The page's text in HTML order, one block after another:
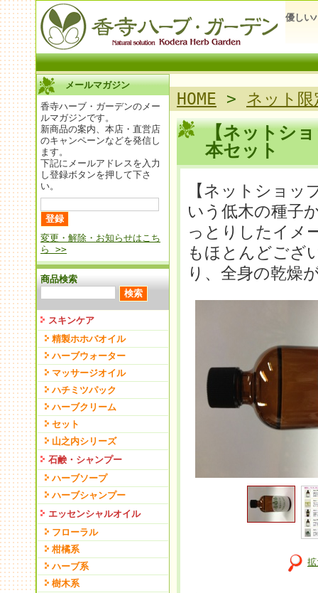
優しい
メールマガジン
香寺ハーブ・ガーデンのメー
ルマガジンです。
新商品の案内、本店・直営店
のキャンペーンなどを発信し
ます。
下記にメールアドレスを入力
し登録ボタンを押して下さ
い。
変更・解除・お知らせはこち
ら >>
商品検索
スキンケア
精製ホホバオイル
ハーブウォーター
マッサージオイル
ハチミツパック
ハーブクリーム
セット
山之内シリーズ
石鹸・シャンプー
ハーブソープ
ハーブシャンプー
エッセンシャルオイル
フローラル
柑橘系
ハーブ系
樹木系
HOME > ネット限
【ネットシ
本セット
【ネットショ
いう低木の種子
っとりしたイメ
もほとんどござ
り、全身の乾燥